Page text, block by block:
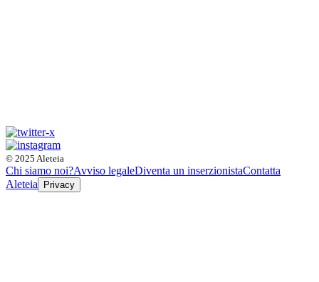
© 2025 Aleteia
Chi siamo noi?Avviso legaleDiventa un inserzionistaContatta
Aleteia
Privacy